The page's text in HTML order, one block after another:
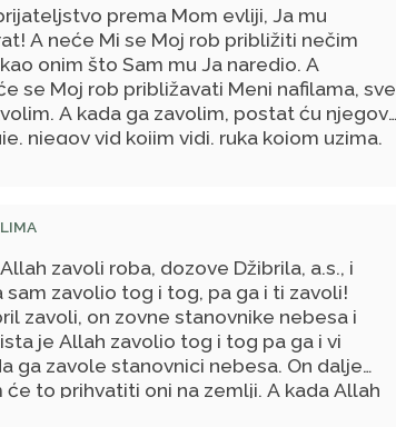
prema Mom evliji, Ja mu
A neće Mi se Moj rob približiti nečim
onim što Sam mu Ja naredio. A
se Moj rob približavati Meni nafilama, sve
A kada ga zavolim, postat ću njegov
njegov vid kojim vidi, ruka kojom uzima,
Ako Me zamoli, Ja ću mu dati; ako
uzimanja duše Mog roba vjernika. On
Ja prezirem njegovo razočarenje.
zavoli roba, dozove Džibrila, a.s., i
sam zavolio tog i tog, pa ga i ti zavoli!
zavoli, on zovne stanovnike nebesa i
je Allah zavolio tog i tog pa ga i vi
ga zavole stanovnici nebesa. On dalje
će to prihvatiti oni na zemlji. A kada Allah
Džibrila pa mu kaže: - Zaista sam Ja